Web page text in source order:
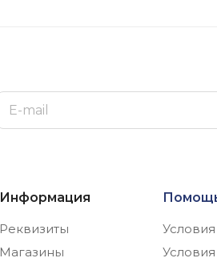
Информация
Реквизиты
Магазины